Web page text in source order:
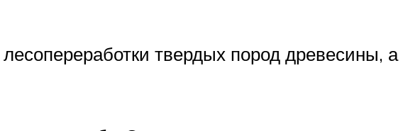
твердых пород древесины, а